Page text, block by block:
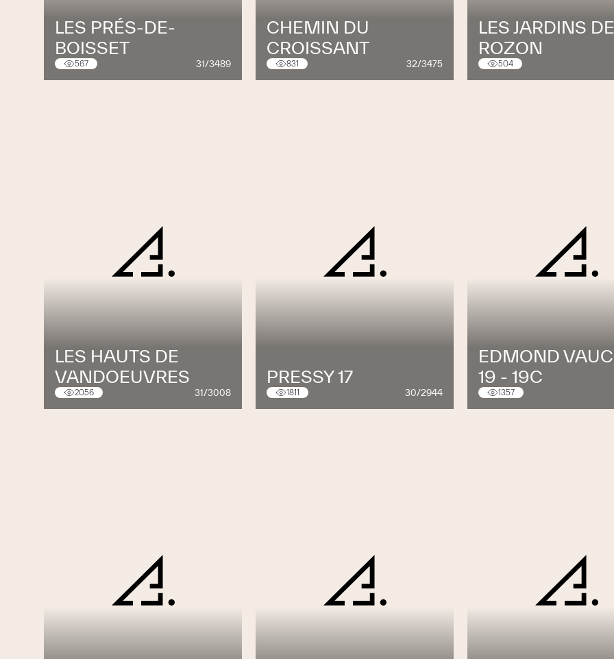
LES PRÉS-DE-
BOISSET
567 31/3489
CHEMIN DU
CROISSANT
831 32/3475
LES JARDINS DE
ROZON
504
LES HAUTS DE
VANDOEUVRES
2056 31/3008
PRESSY 17
1811 30/2944
EDMOND
19 - 19C
1357